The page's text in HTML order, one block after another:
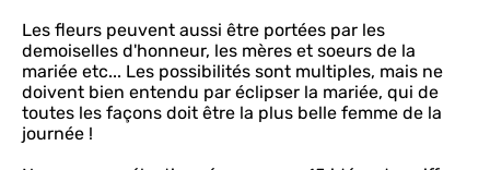
Les fleurs peuvent aussi être portées par les
demoiselles d'honneur, les mères et soeurs de la
mariée etc... Les possibilités sont multiples, mais ne
doivent bien entendu par éclipser la mariée, qui de
toutes les façons doit être la plus belle femme de la
journée !